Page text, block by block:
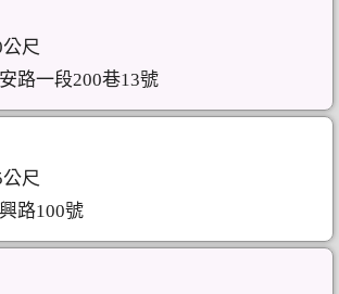
尺
路一段200巷13號
尺
路100號